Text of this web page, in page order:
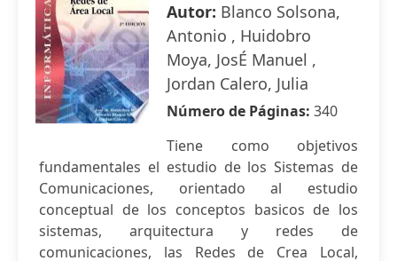
Autor: Blanco Solsona,
Antonio , Huidobro
Moya, JosÉ Manuel ,
Jordan Calero, Julia
Número de Páginas: 340
Tiene como objetivos
fundamentales el estudio de los Sistemas de
Comunicaciones, orientado al estudio
conceptual de los conceptos basicos de los
sistemas, arquitectura y redes de
comunicaciones, las Redes de Crea Local,